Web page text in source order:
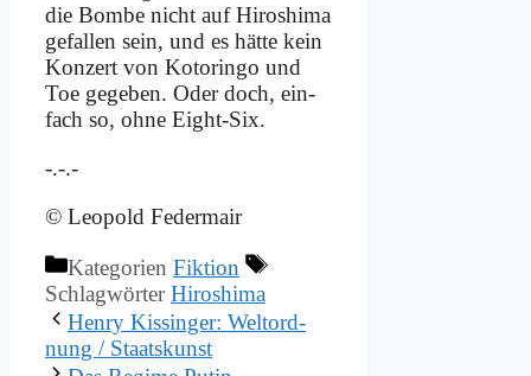
die Bom­be nicht auf Hi­ro­shi­ma
ge­fal­len sein, und es hät­te kein
Kon­zert von Ko­torin­go und
Toe ge­ge­ben. Oder doch, ein­
fach so, oh­ne Eight-Six.
-.-.-
© Leo­pold Fe­der­mair
Kategorien Fiktion
SchlagwörterHiroshima
Hen­ry Kis­sin­ger: Welt­ord­
nung / Staats­kunst